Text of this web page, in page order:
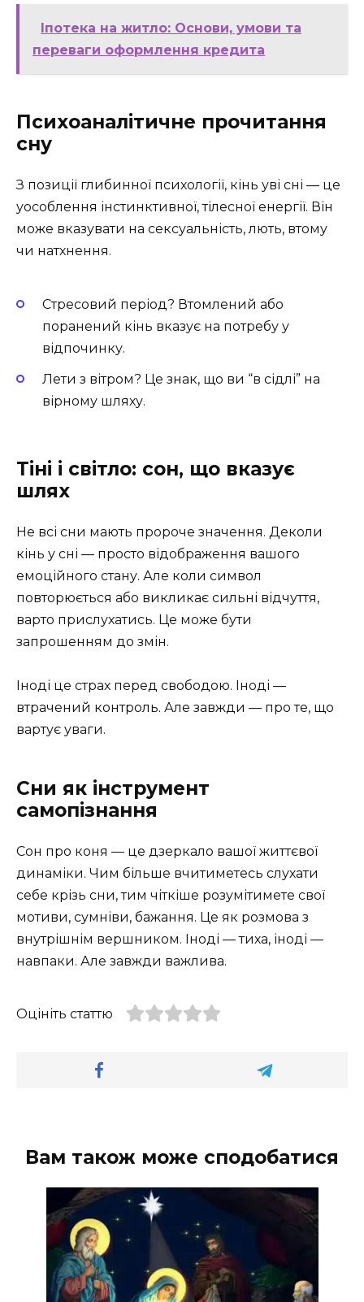
Іпотека на житло: Основи, умови та
переваги оформлення кредита
Психоаналітичне прочитання
сну
З позиції глибинної психології, кінь уві сні — це
уособлення інстинктивної, тілесної енергії. Він
може вказувати на сексуальність, лють, втому
чи натхнення.
Стресовий період? Втомлений або
поранений кінь вказує на потребу у
відпочинку.
Лети з вітром? Це знак, що ви “в сідлі” на
вірному шляху.
Тіні і світло: сон, що вказує
шлях
Не всі сни мають пророче значення. Деколи
кінь у сні — просто відображення вашого
емоційного стану. Але коли символ
повторюється або викликає сильні відчуття,
варто прислухатись. Це може бути
запрошенням до змін.
Іноді це страх перед свободою. Іноді —
втрачений контроль. Але завжди — про те, що
вартує уваги.
Сни як інструмент
самопізнання
Сон про коня — це дзеркало вашої життєвої
динаміки. Чим більше вчитиметесь слухати
себе крізь сни, тим чіткіше розумітимете свої
мотиви, сумніви, бажання. Це як розмова з
внутрішнім вершником. Іноді — тиха, іноді —
навпаки. Але завжди важлива.
Оцініть статтю
Вам також може сподобатися